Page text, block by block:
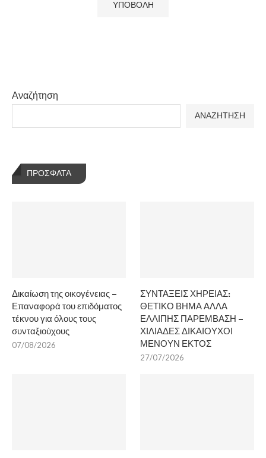
Αναζήτηση
ΑΝΑΖΗΤΗΣΗ
ΠΡΌΣΦΑΤΑ
Δικαίωση της οικογένειας –
Επαναφορά του επιδόματος
τέκνου για όλους τους
συνταξιούχους
07/08/2026
ΣΥΝΤΑΞΕΙΣ ΧΗΡΕΙΑΣ:
ΘΕΤΙΚΟ ΒΗΜΑ ΑΛΛΑ
ΕΛΛΙΠΗΣ ΠΑΡΕΜΒΑΣΗ –
ΧΙΛΙΑΔΕΣ ΔΙΚΑΙΟΥΧΟΙ
ΜΕΝΟΥΝ ΕΚΤΟΣ
27/07/2026